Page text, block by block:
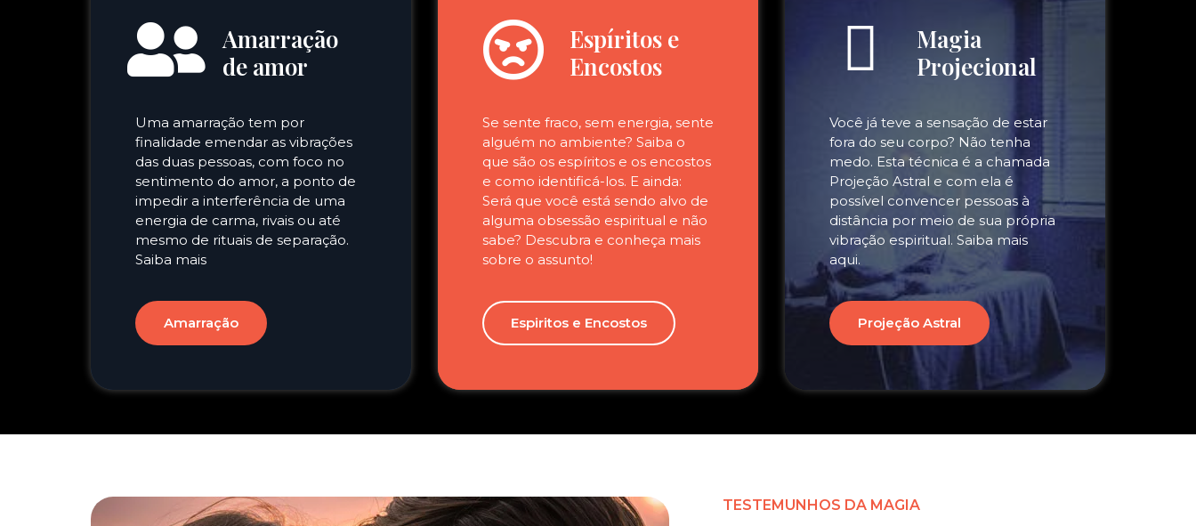
Amarração
de amor
Uma amarração tem por
finalidade emendar as vibrações
das duas pessoas, com foco no
sentimento do amor, a ponto de
impedir a interferência de uma
energia de carma, rivais ou até
mesmo de rituais de separação.
Saiba mais
Amarração
Espíritos e
Encostos
Se sente fraco, sem energia, sente
alguém no ambiente? Saiba o
que são os espíritos e os encostos
e como identificá-los. E ainda:
Será que você está sendo alvo de
alguma obsessão espiritual e não
sabe? Descubra e conheça mais
sobre o assunto!
Espiritos e Encostos
Magia
Projecional
Você já teve a sensação de estar
fora do seu corpo? Não tenha
medo. Esta técnica é a chamada
Projeção Astral e com ela é
possível convencer pessoas à
distância por meio de sua própria
vibração espiritual. Saiba mais
aqui.
Projeção Astral
TESTEMUNHOS DA MAGIA